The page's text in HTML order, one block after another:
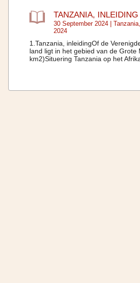
TANZANIA,
30 September 2024 |
2024
1.Tanzania, inleidingOf de
land ligt in het gebied van de
km2)Situering Tanzania op het